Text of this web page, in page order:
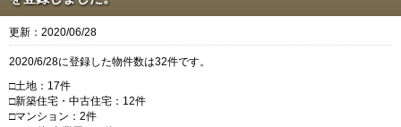
更新：2020/06/28
2020/6/28に登録した物件数は32件です。
□土地：17件
□新築住宅・中古住宅：12件
□マンション：2件